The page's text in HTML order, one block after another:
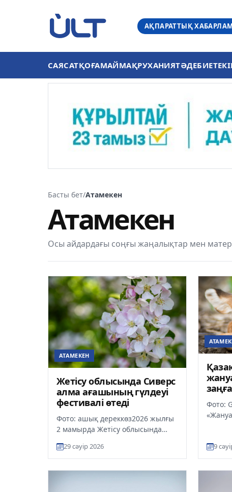
АҚПАРАТТЫҚ
САЯСАТҚОҒАМАЙМАҚРУХАНИЯТӘДЕБИЕТ
Басты бет/Атамекен
Атамекен
Осы айдардағы соңғы жаңалықтар мен
АТАМЕКЕН
Жетісу облысында Сиверс
алма ағашының гүлдеуі
фестивалі өтеді
Фото: ашық дереккөз2026 жылғы
2 мамырда Жетісу облысында
арналған ауқымды фестиваль...
29 сәуір 2026
Фото:
9